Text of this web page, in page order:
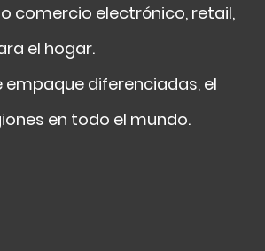
comercio electrónico, retail,
el hogar.
empaque diferenciadas, el
en todo el mundo.